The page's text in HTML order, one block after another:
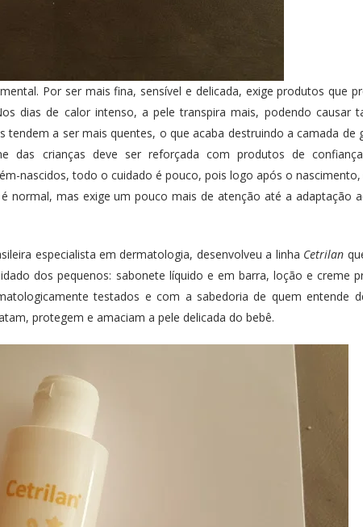
Por ser mais fina, sensível e delicada, exige produtos que
dias de calor intenso, a pele transpira mais, podendo causar
a ser mais quentes, o que acaba destruindo a camada de
das crianças deve ser reforçada com produtos de
nascidos, todo o cuidado é pouco, pois logo após o nascimento,
normal, mas exige um pouco mais de atenção até a adaptação
especialista em dermatologia, desenvolveu a linha Cetrilan
dos pequenos: sabonete líquido e em barra, loção e creme
testados e com a sabedoria de quem entende
protegem e amaciam a pele delicada do bebê.